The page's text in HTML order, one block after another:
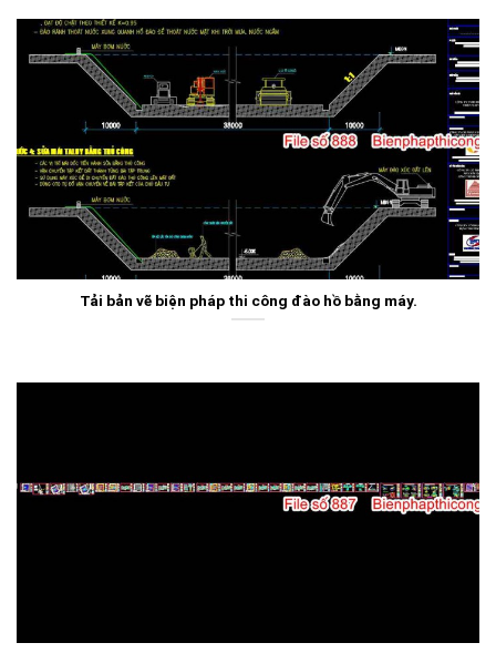
Tải bản vẽ biện pháp thi công đào hồ bằng máy.